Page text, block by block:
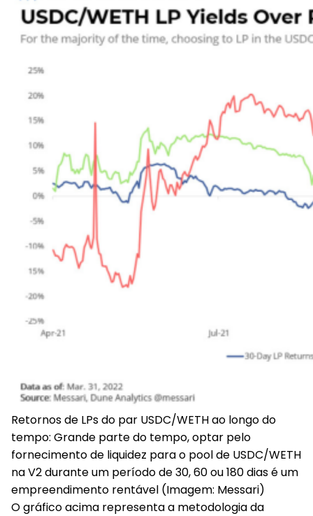
Retornos de LPs do par USDC/WETH ao longo do
tempo: Grande parte do tempo, optar pelo
fornecimento de liquidez para o pool de USDC/WETH
na V2 durante um período de 30, 60 ou 180 dias é um
empreendimento rentável (Imagem: Messari)
O gráfico acima representa a metodologia da